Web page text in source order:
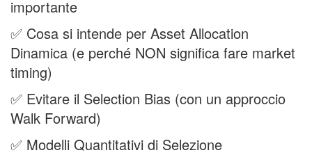
importante
✅ Cosa si intende per Asset Allocation
Dinamica (e perché NON significa fare market
timing)
✅ Evitare il Selection Bias (con un approccio
Walk Forward)
✅ Modelli Quantitativi di Selezione